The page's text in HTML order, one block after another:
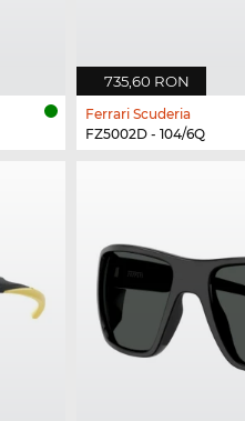
735,60 RON
Ferrari Scuderia
FZ5002D - 104/6Q